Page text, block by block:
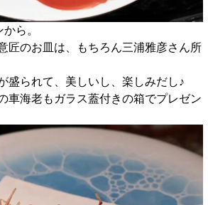
ら。
匠のお皿は、もちろん三浦雅彦さん所
盛られて、美しいし、楽しみだし♪
車海老もガラス蓋付きの箱でプレゼン